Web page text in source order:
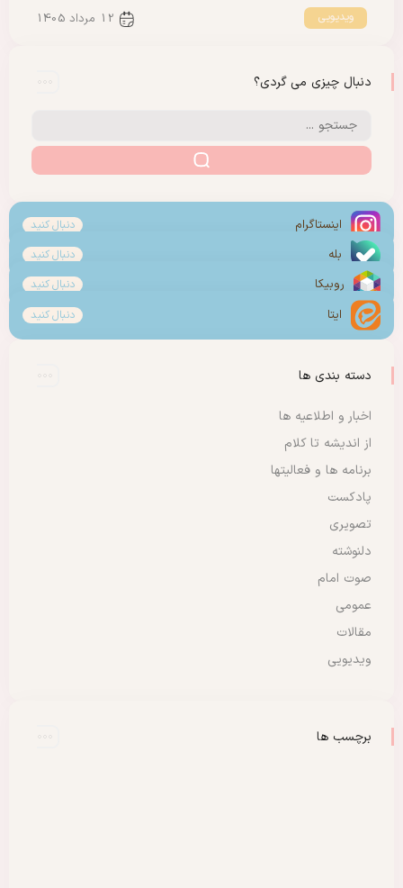
ویدیویی 12 مرداد 1405
دنبال چیزی می گردی؟
اینستاگرام دنبال کنید
بله دنبال کنید
روبیکا دنبال کنید
ایتا دنبال کنید
دسته بندی ها
اخبار و اطلاعیه ها
از اندیشه تا کلام
برنامه ها و فعالیتها
پادکست
تصویری
دلنوشته
صوت امام
عمومی
مقالات
ویدیویی
برچسب ها